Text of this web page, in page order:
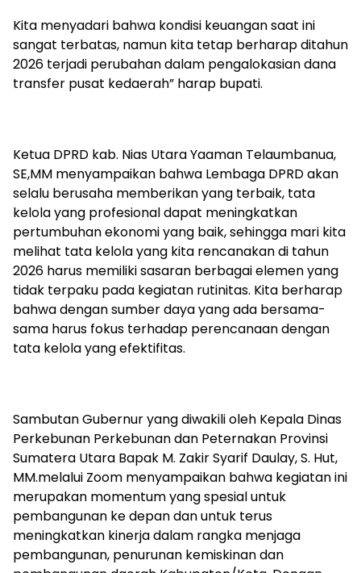
Kita menyadari bahwa kondisi keuangan saat ini
sangat terbatas, namun kita tetap berharap ditahun
2026 terjadi perubahan dalam pengalokasian dana
transfer pusat kedaerah” harap bupati.
Ketua DPRD kab. Nias Utara Yaaman Telaumbanua,
SE,MM menyampaikan bahwa Lembaga DPRD akan
selalu berusaha memberikan yang terbaik, tata
kelola yang profesional dapat meningkatkan
pertumbuhan ekonomi yang baik, sehingga mari kita
melihat tata kelola yang kita rencanakan di tahun
2026 harus memiliki sasaran berbagai elemen yang
tidak terpaku pada kegiatan rutinitas. Kita berharap
bahwa dengan sumber daya yang ada bersama-
sama harus fokus terhadap perencanaan dengan
tata kelola yang efektifitas.
Sambutan Gubernur yang diwakili oleh Kepala Dinas
Perkebunan Perkebunan dan Peternakan Provinsi
Sumatera Utara Bapak M. Zakir Syarif Daulay, S. Hut,
MM.melalui Zoom menyampaikan bahwa kegiatan ini
merupakan momentum yang spesial untuk
pembangunan ke depan dan untuk terus
meningkatkan kinerja dalam rangka menjaga
pembangunan, penurunan kemiskinan dan